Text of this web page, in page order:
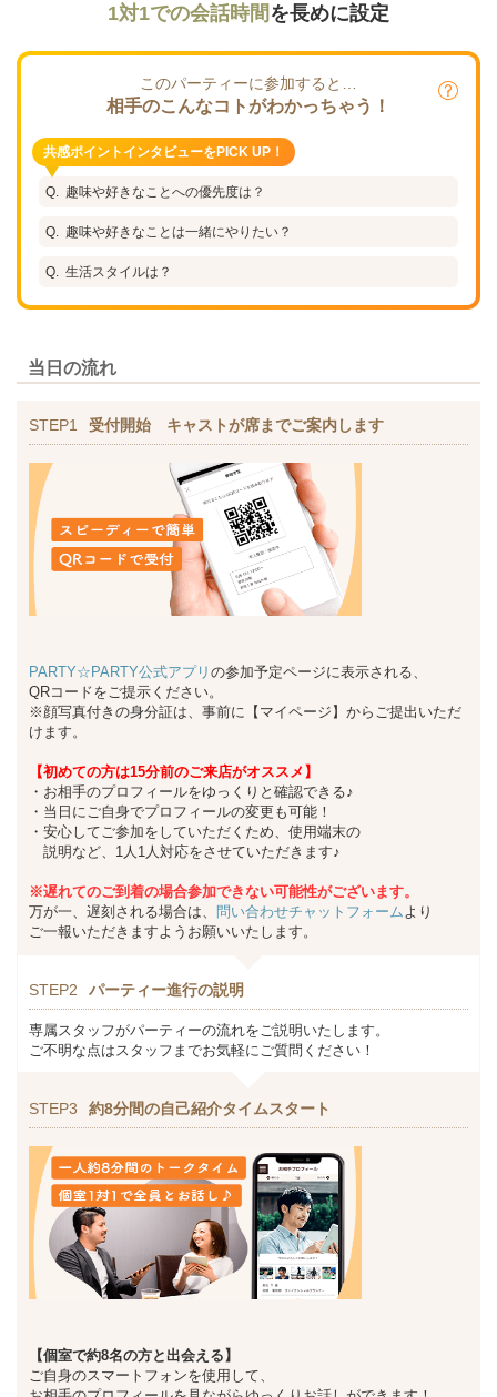
1対1での会話時間 を長めに設定
このパーティーに参加すると…
相手のこんなコトがわかっちゃう！
共感ポイントインタビューをPICK UP！
趣味や好きなことへの優先度は？
趣味や好きなことは一緒にやりたい？
生活スタイルは？
当日の流れ
STEP1 受付開始 キャストが席までご案内します
PARTY☆PARTY公式アプリ の参加予定ページに表示される、
QRコードをご提示ください。
※顔写真付きの身分証は、事前に【マイページ】からご提出いただ
けます。
【初めての方は15分前のご来店がオススメ】
・お相手のプロフィールをゆっくりと確認できる♪
・当日にご自身でプロフィールの変更も可能！
・安心してご参加をしていただくため、使用端末の
説明など、1人1人対応をさせていただきます♪
※遅れてのご到着の場合参加できない可能性がございます。
万が一、遅刻される場合は、 問い合わせチャットフォーム より
ご一報いただきますようお願いいたします。
STEP2 パーティー進行の説明
専属スタッフがパーティーの流れをご説明いたします。
ご不明な点はスタッフまでお気軽にご質問ください！
STEP3 約8分間の自己紹介タイムスタート
【個室で約8名の方と出会える】
ご自身のスマートフォンを使用して、